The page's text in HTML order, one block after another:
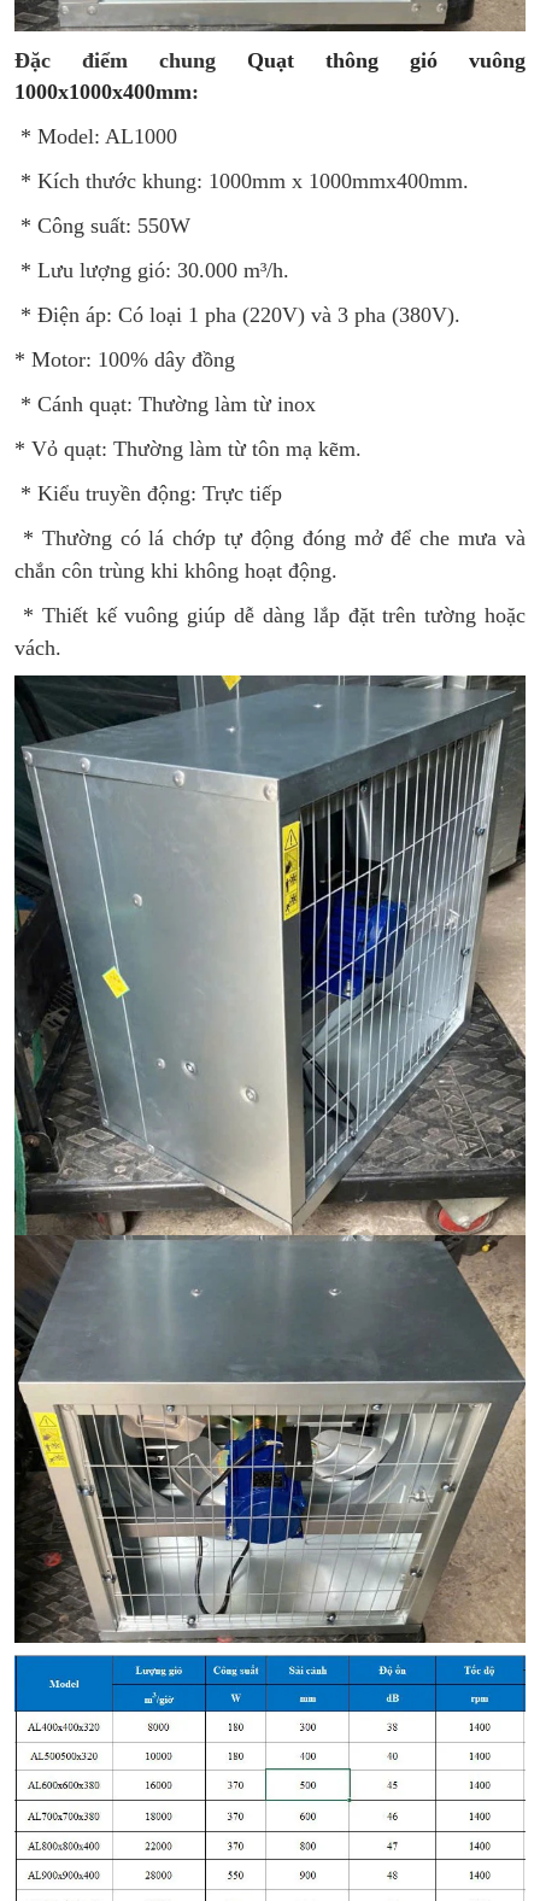
Đặc điểm chung Quạt thông gió vuông
1000x1000x400mm:
* Model: AL1000
* Kích thước khung: 1000mm x 1000mmx400mm.
* Công suất: 550W
* Lưu lượng gió: 30.000 m³/h.
* Điện áp: Có loại 1 pha (220V) và 3 pha (380V).
* Motor: 100% dây đồng
* Cánh quạt: Thường làm từ inox
* Vỏ quạt: Thường làm từ tôn mạ kẽm.
* Kiểu truyền động: Trực tiếp
* Thường có lá chớp tự động đóng mở để che mưa và
chắn côn trùng khi không hoạt động.
* Thiết kế vuông giúp dễ dàng lắp đặt trên tường hoặc
vách.